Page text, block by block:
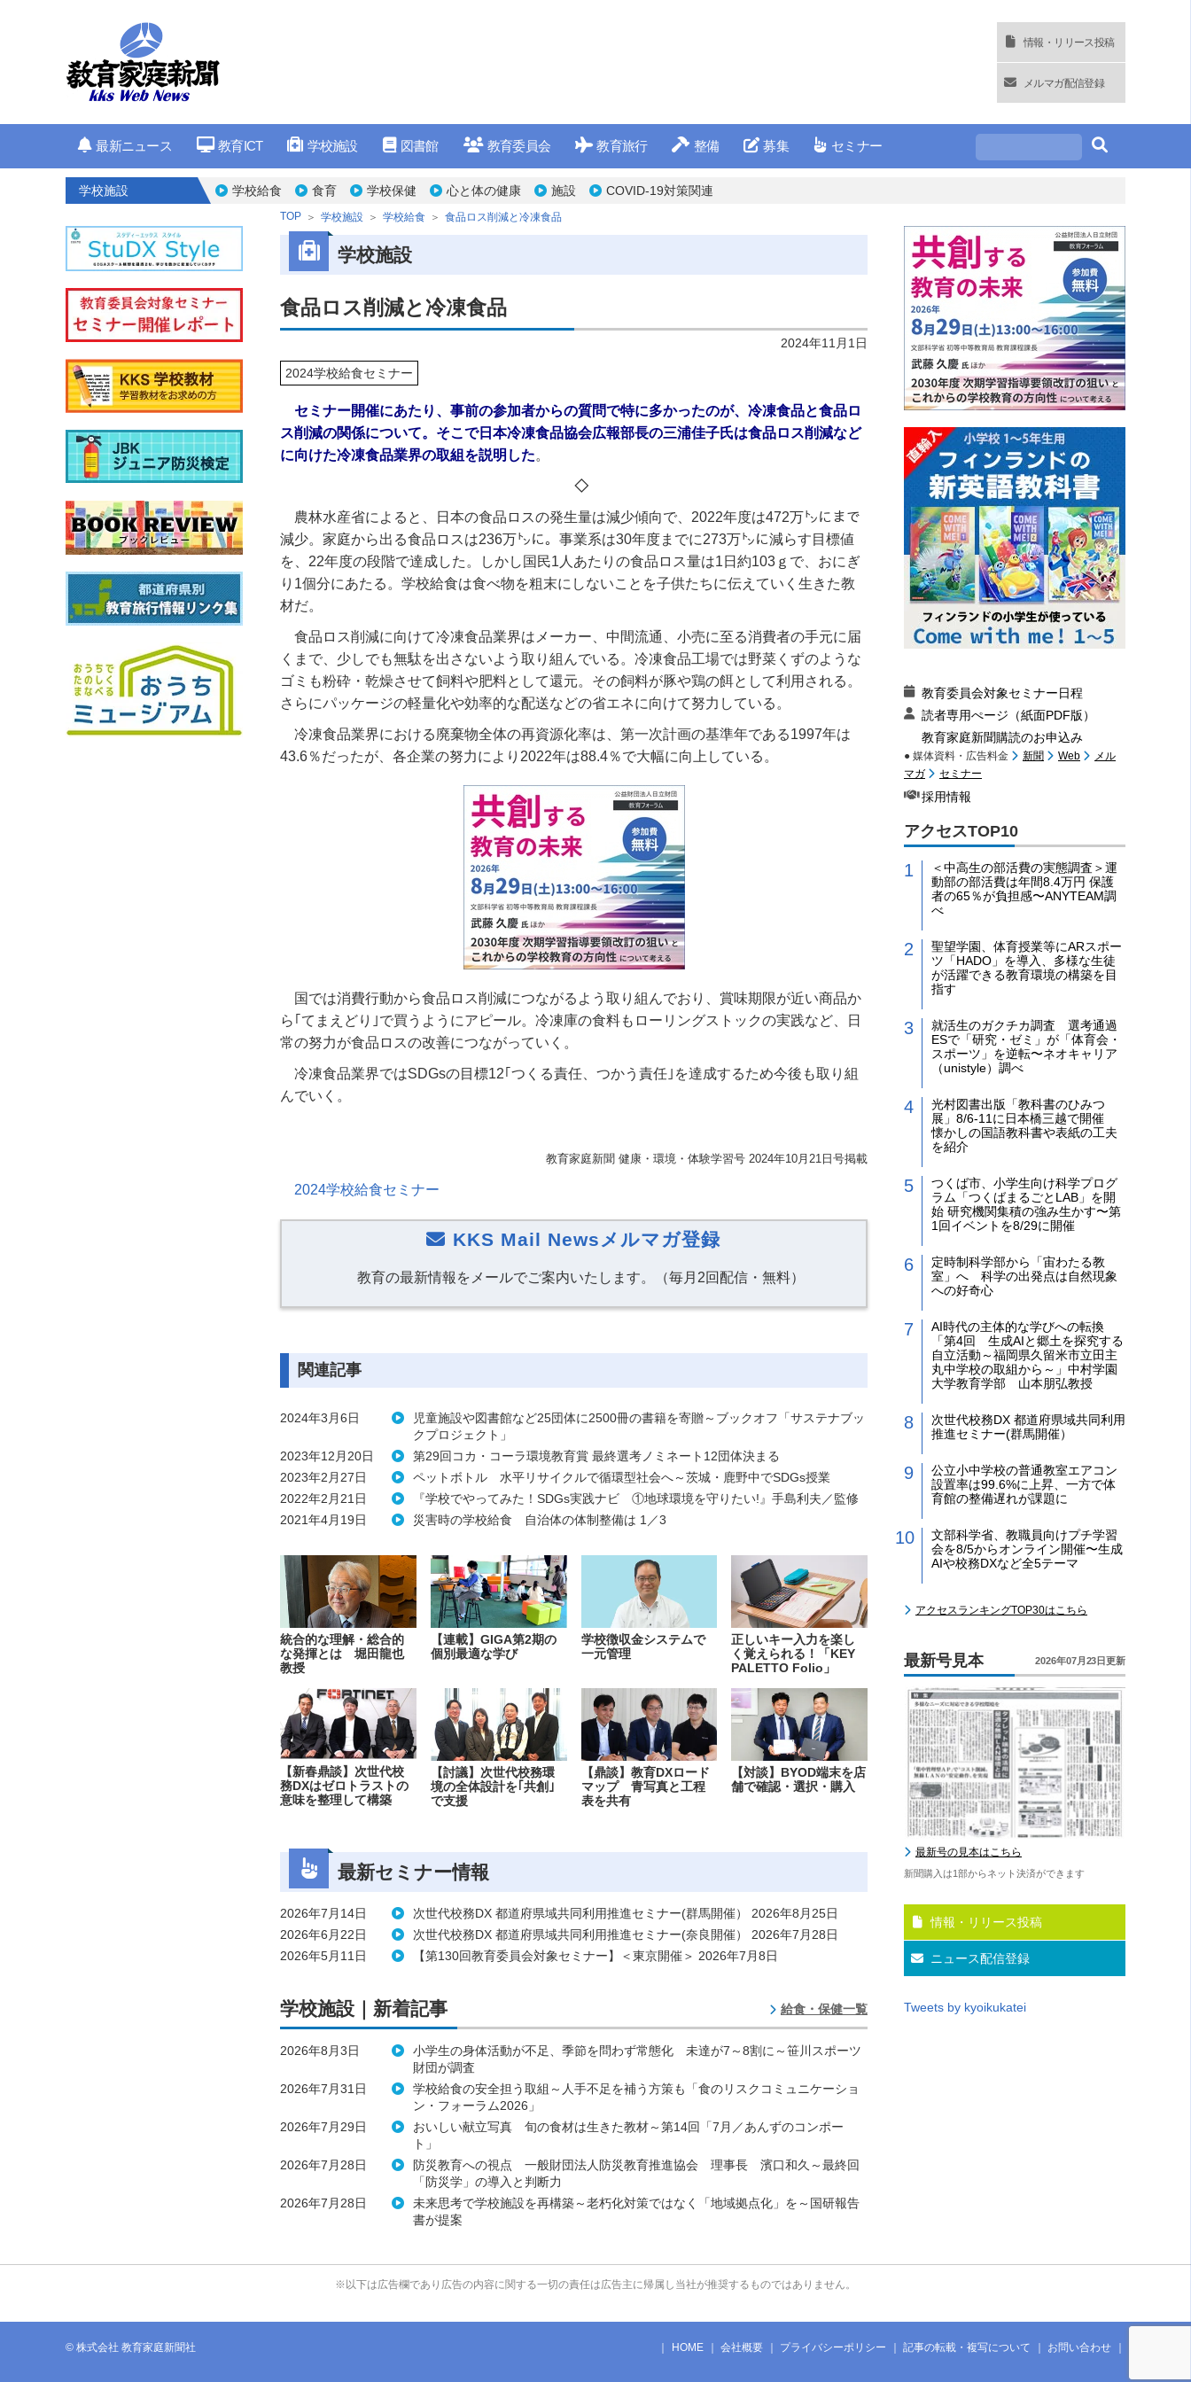
情報・リリース投稿
メルマガ配信登録
最新ニュース 教育ICT 学校施設 図書館 教育委員会 教育旅行 整備 募集 セミナー
学校施設 学校給食 食育 学校保健 心と体の健康 施設 COVID-19対策関連
TOP 学校施設 学校給食 食品ロス削減と冷凍食品
学校施設
食品ロス削減と冷凍食品
2024年11月1日
2024学校給食セミナー
セミナー開催にあたり、事前の参加者からの質問で特に多かったのが、冷凍食品と食品ロ
ス削減の関係について。そこで日本冷凍食品協会広報部長の三浦佳子氏は食品ロス削減など
に向けた冷凍食品業界の取組を説明した。
◇
農林水産省によると、日本の食品ロスの発生量は減少傾向で、2022年度は472万㌧にまで
減少。家庭から出る食品ロスは236万㌧に。事業系は30年度までに273万㌧に減らす目標値
を、22年度の段階で達成した。しかし国民1人あたりの食品ロス量は1日約103ｇで、おにぎ
り1個分にあたる。学校給食は食べ物を粗末にしないことを子供たちに伝えていく生きた教
材だ。
食品ロス削減に向けて冷凍食品業界はメーカー、中間流通、小売に至る消費者の手元に届
くまで、少しでも無駄を出さないよう取り組んでいる。冷凍食品工場では野菜くずのような
ゴミも粉砕・乾燥させて飼料や肥料として還元。その飼料が豚や鶏の餌として利用される。
さらにパッケージの軽量化や効率的な配送などの省エネに向けて努力している。
冷凍食品業界における廃棄物全体の再資源化率は、第一次計画の基準年である1997年は
43.6％だったが、各企業の努力により2022年は88.4％で大幅に向上している。
国では消費行動から食品ロス削減につながるよう取り組んでおり、賞味期限が近い商品か
ら｢てまえどり｣で買うようにアピール。冷凍庫の食料もローリングストックの実践など、日
常の努力が食品ロスの改善につながっていく。
冷凍食品業界ではSDGsの目標12｢つくる責任、つかう責任｣を達成するため今後も取り組
んでいく。
教育家庭新聞 健康・環境・体験学習号 2024年10月21日号掲載
2024学校給食セミナー
KKS Mail Newsメルマガ登録
教育の最新情報をメールでご案内いたします。（毎月2回配信・無料）
関連記事
2024年3月6日
児童施設や図書館など25団体に2500冊の書籍を寄贈～ブックオフ「サステナブッ
クプロジェクト」
2023年12月20日
第29回コカ・コーラ環境教育賞 最終選考ノミネート12団体決まる
2023年2月27日
ペットボトル 水平リサイクルで循環型社会へ～茨城・鹿野中でSDGs授業
2022年2月21日
『学校でやってみた！SDGs実践ナビ ①地球環境を守りたい!』手島利夫／監修
2021年4月19日
災害時の学校給食 自治体の体制整備は 1／3
統合的な理解・総合的
な発揮とは 堀田龍也
教授
【連載】GIGA第2期の
個別最適な学び
学校徴収金システムで
一元管理
正しいキー入力を楽し
く覚えられる！「KEY
PALETTO Folio」
【新春鼎談】次世代校
務DXはゼロトラストの
意味を整理して構築
【討議】次世代校務環
境の全体設計を｢共創｣
で支援
【鼎談】教育DXロード
マップ 青写真と工程
表を共有
【対談】BYOD端末を店
舗で確認・選択・購入
最新セミナー情報
2026年7月14日
次世代校務DX 都道府県域共同利用推進セミナー(群馬開催） 2026年8月25日
2026年6月22日
次世代校務DX 都道府県域共同利用推進セミナー(奈良開催） 2026年7月28日
2026年5月11日
【第130回教育委員会対象セミナー】＜東京開催＞ 2026年7月8日
学校施設｜新着記事 給食・保健一覧
2026年8月3日
小学生の身体活動が不足、季節を問わず常態化 未達が7～8割に～笹川スポーツ
財団が調査
2026年7月31日
学校給食の安全担う取組～人手不足を補う方策も「食のリスクコミュニケーショ
ン・フォーラム2026」
2026年7月29日
おいしい献立写真 旬の食材は生きた教材～第14回「7月／あんずのコンポー
ト」
2026年7月28日
防災教育への視点 一般財団法人防災教育推進協会 理事長 濱口和久～最終回
「防災学」の導入と判断力
2026年7月28日
未来思考で学校施設を再構築～老朽化対策ではなく「地域拠点化」を～国研報告
書が提案
教育委員会対象セミナー日程
読者専用ぺージ（紙面PDF版）
教育家庭新聞購読のお申込み
● 媒体資料・広告料金 新聞 Web
メル
マガ
セミナー
採用情報
アクセスTOP10
＜中高生の部活費の実態調査＞運
動部の部活費は年間8.4万円 保護
者の65％が負担感〜ANYTEAM調
べ
聖望学園、体育授業等にARスポー
ツ「HADO」を導入、多様な生徒
が活躍できる教育環境の構築を目
指す
就活生のガクチカ調査 選考通過
ESで「研究・ゼミ」が「体育会・
スポーツ」を逆転〜ネオキャリア
（unistyle）調べ
光村図書出版「教科書のひみつ
展」8/6-11に日本橋三越で開催
懐かしの国語教科書や表紙の工夫
を紹介
つくば市、小学生向け科学プログ
ラム「つくばまるごとLAB」を開
始 研究機関集積の強み生かす〜第
1回イベントを8/29に開催
定時制科学部から「宙わたる教
室」へ 科学の出発点は自然現象
への好奇心
AI時代の主体的な学びへの転換
「第4回 生成AIと郷土を探究する
自立活動～福岡県久留米市立田主
丸中学校の取組から～」中村学園
大学教育学部 山本朋弘教授
次世代校務DX 都道府県域共同利用
推進セミナー(群馬開催）
公立小中学校の普通教室エアコン
設置率は99.6%に上昇、一方で体
育館の整備遅れが課題に
文部科学省、教職員向けプチ学習
会を8/5からオンライン開催〜生成
AIや校務DXなど全5テーマ
アクセスランキングTOP30はこちら
最新号見本 2026年07月23日更新
最新号の見本はこちら
新聞購入は1部からネット決済ができます
情報・リリース投稿
ニュース配信登録
Tweets by kyoikukatei
※以下は広告欄であり広告の内容に関する一切の責任は広告主に帰属し当社が推奨するものではありません。
© 株式会社 教育家庭新聞社 HOME 会社概要 プライバシーポリシー 記事の転載・複写について お問い合わせ